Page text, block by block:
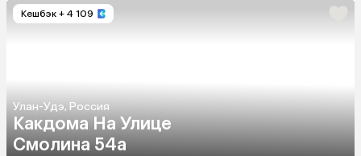
Кешбэк + 4 109
Улан-Удэ, Россия
Какдома На Улице
Смолина 54а